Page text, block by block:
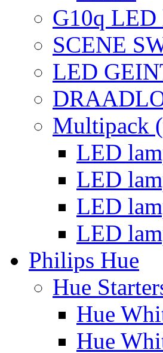
G10q LED
SCENE
LED
Multipack
LED
LED
LED
LED
Philips Hue
Hue
Hue
Hue